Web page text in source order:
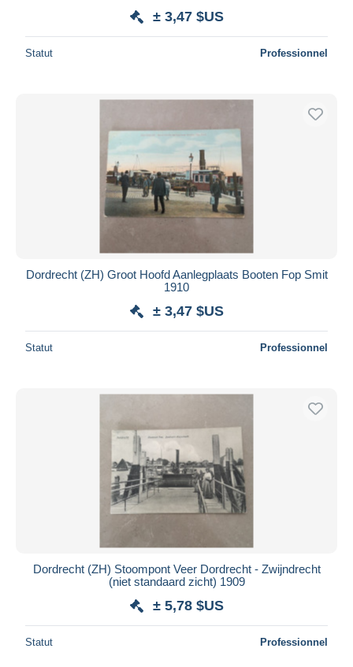
± 3,47 $US
Statut Professionnel
Dordrecht (ZH) Groot Hoofd Aanlegplaats Booten Fop Smit
1910
± 3,47 $US
Statut Professionnel
Dordrecht (ZH) Stoompont Veer Dordrecht - Zwijndrecht
(niet standaard zicht) 1909
± 5,78 $US
Statut Professionnel